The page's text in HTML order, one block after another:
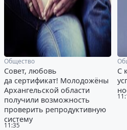
11:35
Общество
Совет, любовь
да сертификат! Молодожёны
Архангельской области
получили возможность
проверить репродуктивную
систему
С